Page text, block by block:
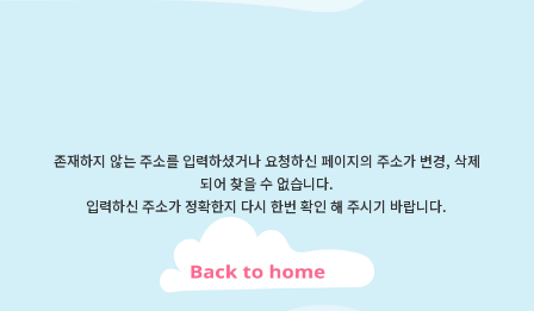
존재하지 않는 주소를 입력하셨거나 요청하신 페이지의 주소가 변경, 삭제
되어 찾을 수 없습니다.
입력하신 주소가 정확한지 다시 한번 확인 해 주시기 바랍니다.